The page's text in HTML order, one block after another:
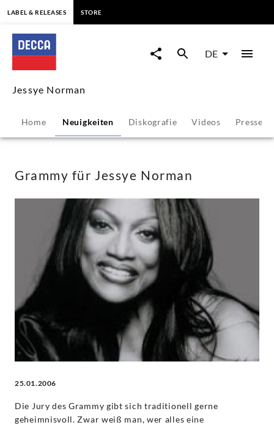
Grammy
für
Jessye
Norman
-
Jessye
Norman
Decca
Classics
LABEL & RELEASES STORE
DE
Jessye Norman
Home Neuigkeiten Diskografie Videos
Grammy für Jessye Norman
25.01.2006
Die Jury des Grammy gibt sich traditionell gerne
geheimnisvoll. Zwar weiß man, wer alles eine